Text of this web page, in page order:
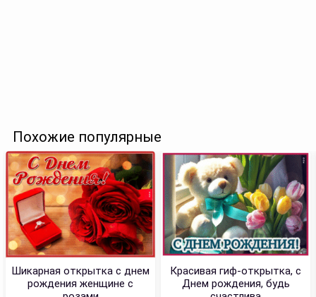
Похожие популярные
Шикарная открытка с днем
рождения женщине с
Красивая гиф-открытка, с
Днем рождения, будь